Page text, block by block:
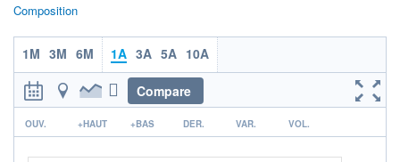
Flexibles Couvertes en
EUR
FONDS PARTENAIRES
TARIFS PRIVILÉGIÉS
ÉLIGIBILITÉ
CTO BUSINESS
Non éligible Boursobank
Composition
1M 3M 6M 1A 3A 5A 10A
Compare
r
OUV. +HAUT +BAS DER. VAR. VOL.